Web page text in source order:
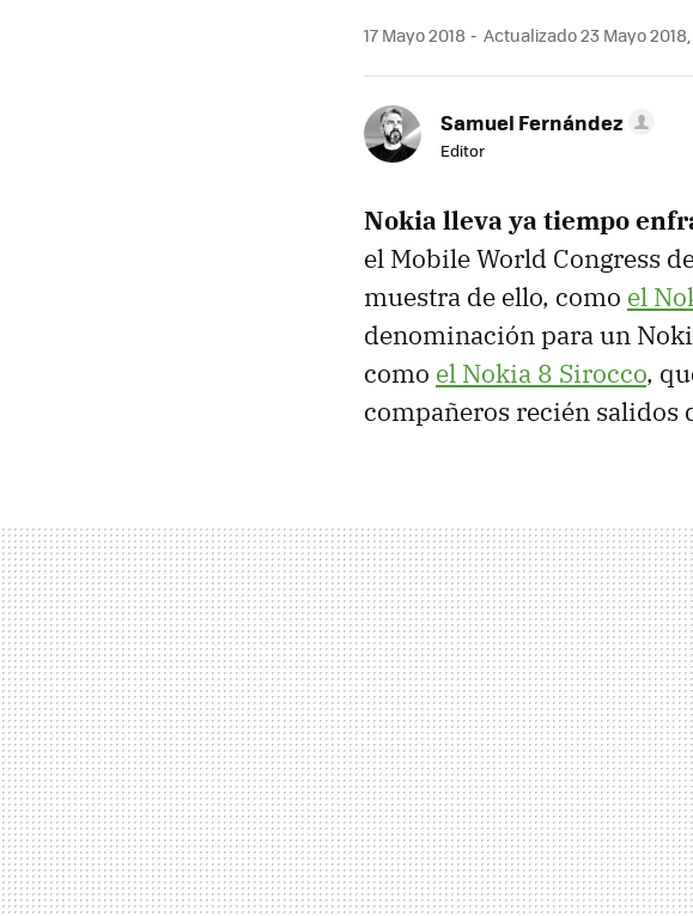
17 Mayo 2018 Actualizado 23 Mayo 2018,
Samuel Fernández
Editor
Nokia lleva ya tiempo
el Mobile World Congress
muestra de ello, como el
denominación para un
como el Nokia 8 Sirocco,
compañeros recién salidos